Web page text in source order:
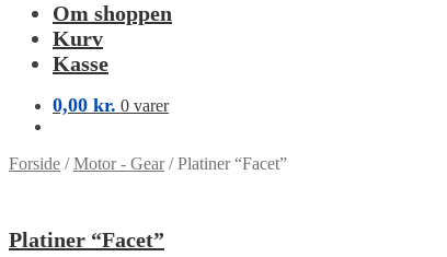
Om shoppen
Kurv
Kasse
0,00 kr. 0 varer
Forside /Motor - Gear/Platiner “Facet”
Platiner “Facet”